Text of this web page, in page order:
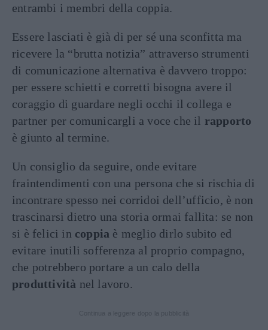
entrambi i membri della coppia.
Essere lasciati è già di per sé una sconfitta ma
ricevere la “brutta notizia” attraverso strumenti
di comunicazione alternativa è davvero troppo:
per essere schietti e corretti bisogna avere il
coraggio di guardare negli occhi il collega e
partner per comunicargli a voce che il rapporto
è giunto al termine.
Un consiglio da seguire, onde evitare
fraintendimenti con una persona che si rischia di
incontrare spesso nei corridoi dell’ufficio, è non
trascinarsi dietro una storia ormai fallita: se non
si è felici in coppia è meglio dirlo subito ed
evitare inutili sofferenza al proprio compagno,
che potrebbero portare a un calo della
produttività nel lavoro.